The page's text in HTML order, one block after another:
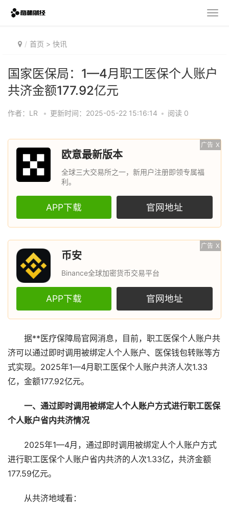
首页 > 快讯
国家医保局：1—4月职工医保个人账户
共济金额177.92亿元
作者：LR • 更新时间：2025-05-22 15:16:14 • 阅读 0
广告 X
欧意最新版本
全球三大交易所之一，新用户注册即领专属福
利。
APP下载 官网地址
广告 X
币安
Binance全球加密货币交易平台
APP下载 官网地址
据**医疗保障局官网消息，目前，职工医保个人账户共
济可以通过即时调用被绑定人个人账户、医保钱包转账等方
式实现。2025年1—4月职工医保个人账户共济人次1.33
亿，金额177.92亿元。
一、通过即时调用被绑定人个人账户方式进行职工医保
个人账户省内共济情况
2025年1—4月，通过即时调用被绑定人个人账户方式
进行职工医保个人账户省内共济的人次1.33亿，共济金额
177.59亿元。
从共济地域看：